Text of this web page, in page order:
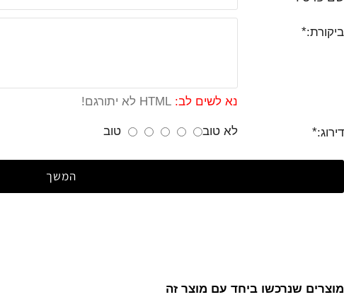
ביקורת:
נא לשים לב:
דירוג: לא טוב טוב
המשך
מוצרים שנרכשו ביחד עם מוצר זה